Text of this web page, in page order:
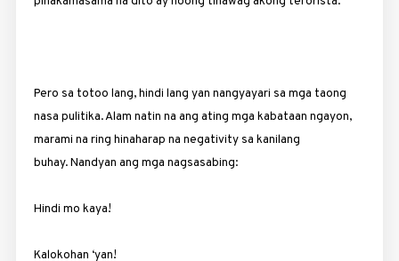
Pero sa totoo lang, hindi lang yan nangyayari sa mga taong
nasa pulitika. Alam natin na ang ating mga kabataan ngayon,
marami na ring hinaharap na negativity sa kanilang
buhay. Nandyan ang mga nagsasabing:
Hindi mo kaya!
Kalokohan ‘yan!